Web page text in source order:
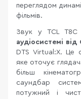
переглядом
фільмів.
Звук у TCL T8C
аудіосистемі від
DTS Virtual:X. Це
яке оточує
більш
саундбар
потужний і